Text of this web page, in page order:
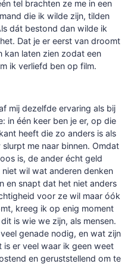
tel brachten ze me in een
die ik wilde zijn, tilden
dát bestond dan wilde ik
Dat je er eerst van droomt
kan laten zien zodat een
ik verliefd ben op film.
mij dezelfde ervaring als bij
in één keer ben je er, op die
heeft die zo anders is als
me naar binnen. Omdat
is, de ander écht geld
wil wat anderen denken
en snapt dat het niet anders
voor ze wil maar óók
kreeg ik op enig moment
is wie we zijn, als mensen.
genade nodig, en wat zijn
is er veel waar ik geen weet
en geruststellend om te